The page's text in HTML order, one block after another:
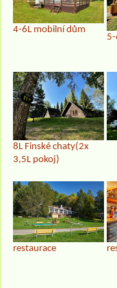
4-6L mobilní dům
8L Finské chaty(2x
3,5L pokoj)
restaurace